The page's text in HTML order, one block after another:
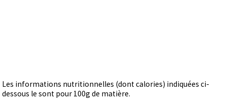
Les informations nutritionnelles (dont calories) indiquées ci-
dessous le sont pour 100g de matière.